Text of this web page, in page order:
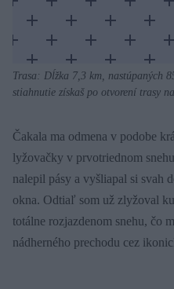
Trasa: Dĺžka 7,3 km, nastúpaných
stiahnutie získaš po otvorení trasy
Čakala ma odmena v podobe
lyžovačky v prvotriednom
nalepil pásy a vyšliapal si svah
okna. Odtiaľ som už zlyžoval
totálne rozjazdenom snehu, čo
nádherného prechodu cez